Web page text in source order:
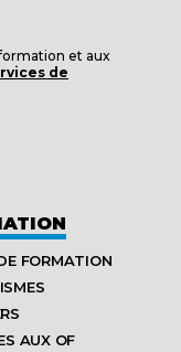
et aux
de
FORMATION
AUX OF